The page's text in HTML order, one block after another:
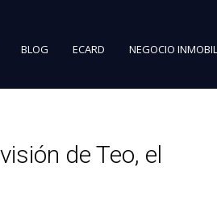
BLOG ECARD NEGOCIO
de Teo, el